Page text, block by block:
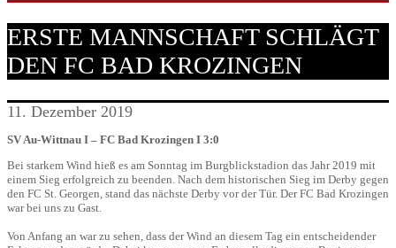
ERSTE MANNSCHAFT SCHLÄGT
DEN FC BAD KROZINGEN
11. Dezember 2019
SV Au-Wittnau I – FC Bad Krozingen I 3:0
Bei starkem Wind hieß es am Sonntag im Burgblickstadion das Jahr 2019 mit
einem Sieg erfolgreich zu beenden. Nach dem historischen Sieg im Derby gegen
den FC St. Georgen, stand das nächste Derby vor der Tür. Der FC Bad Krozingen
war bei uns zu Gast.
Von Anfang an war zu sehen, dass der Wind an diesem Tag ein entscheidender